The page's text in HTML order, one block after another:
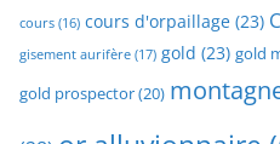
cours (16) cours d'orpaillage (23)
gisement aurifère (17) gold (23) gold
gold prospector(20)